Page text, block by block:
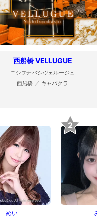
西船橋 VELLUGUE
ニシフナバシヴェルージュ
西船橋 ／ キャバクラ
めい
2